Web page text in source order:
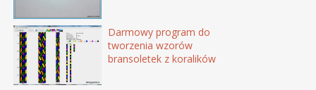
Darmowy program do
tworzenia wzorów
bransoletek z koralików